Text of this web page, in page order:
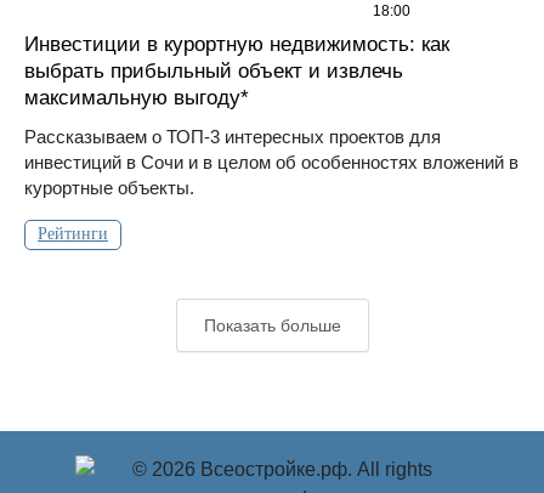
Инвестиции в курортную недвижимость: как
выбрать прибыльный объект и извлечь
максимальную выгоду*
Рассказываем о ТОП-3 интересных проектов для
инвестиций в Сочи и в целом об особенностях вложений в
курортные объекты.
Рейтинги
18:00
Показать больше